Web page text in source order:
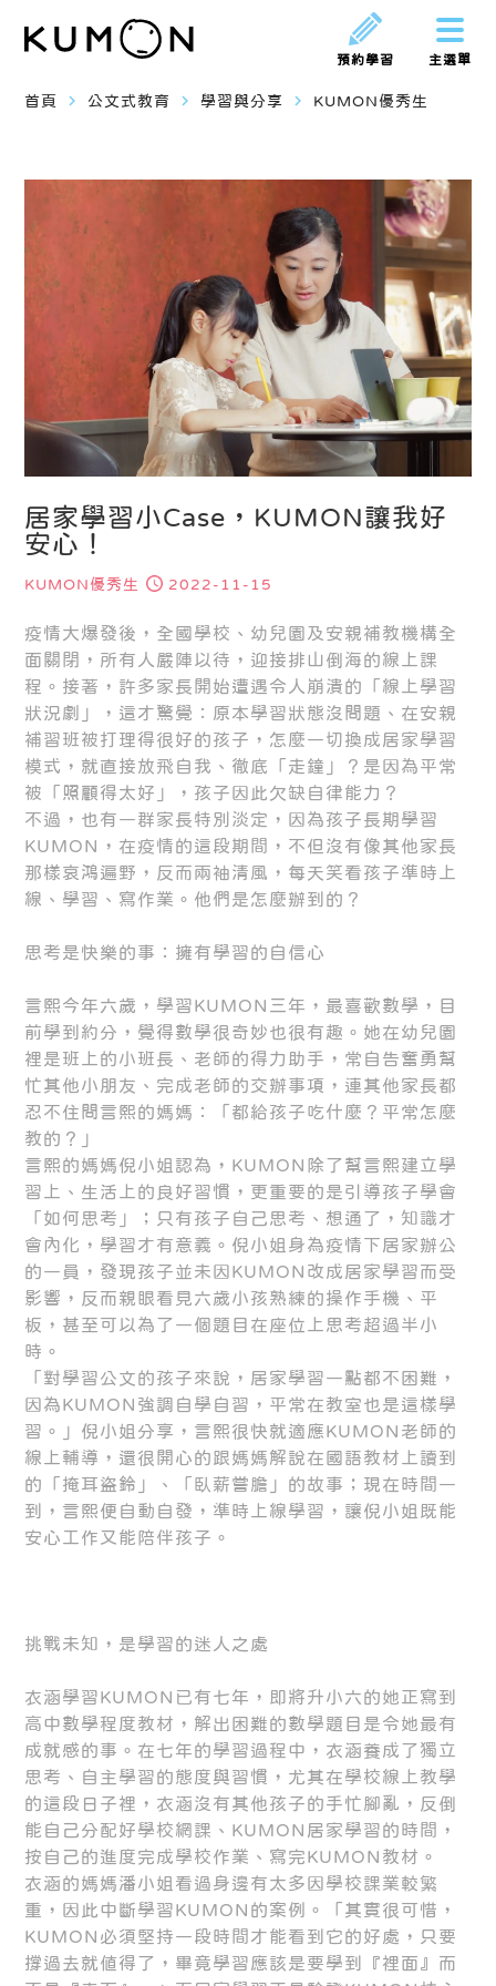
主選單
預約學習
首頁 navigate_next 公文式教育 navigate_next 學習與分享 navigate_next KUMON優秀生
居家學習小Case，KUMON讓我好
安心！
KUMON優秀生 2022-11-15
疫情大爆發後，全國學校、幼兒園及安親補教機構全
面關閉，所有人嚴陣以待，迎接排山倒海的線上課
程。接著，許多家長開始遭遇令人崩潰的「線上學習
狀況劇」，這才驚覺：原本學習狀態沒問題、在安親
補習班被打理得很好的孩子，怎麼一切換成居家學習
模式，就直接放飛自我、徹底「走鐘」？是因為平常
被「照顧得太好」，孩子因此欠缺自律能力？
不過，也有一群家長特別淡定，因為孩子長期學習
KUMON，在疫情的這段期間，不但沒有像其他家長
那樣哀鴻遍野，反而兩袖清風，每天笑看孩子準時上
線、學習、寫作業。他們是怎麼辦到的？
思考是快樂的事：擁有學習的自信心
言熙今年六歲，學習KUMON三年，最喜歡數學，目
前學到約分，覺得數學很奇妙也很有趣。她在幼兒園
裡是班上的小班長、老師的得力助手，常自告奮勇幫
忙其他小朋友、完成老師的交辦事項，連其他家長都
忍不住問言熙的媽媽：「都給孩子吃什麼？平常怎麼
教的？」
言熙的媽媽倪小姐認為，KUMON除了幫言熙建立學
習上、生活上的良好習慣，更重要的是引導孩子學會
「如何思考」；只有孩子自己思考、想通了，知識才
會內化，學習才有意義。倪小姐身為疫情下居家辦公
的一員，發現孩子並未因KUMON改成居家學習而受
影響，反而親眼看見六歲小孩熟練的操作手機、平
板，甚至可以為了一個題目在座位上思考超過半小
時。
「對學習公文的孩子來說，居家學習一點都不困難，
因為KUMON強調自學自習，平常在教室也是這樣學
習。」倪小姐分享，言熙很快就適應KUMON老師的
線上輔導，還很開心的跟媽媽解說在國語教材上讀到
的「掩耳盜鈴」、「臥薪嘗膽」的故事；現在時間一
到，言熙便自動自發，準時上線學習，讓倪小姐既能
安心工作又能陪伴孩子。
挑戰未知，是學習的迷人之處
衣涵學習KUMON已有七年，即將升小六的她正寫到
高中數學程度教材，解出困難的數學題目是令她最有
成就感的事。在七年的學習過程中，衣涵養成了獨立
思考、自主學習的態度與習慣，尤其在學校線上教學
的這段日子裡，衣涵沒有其他孩子的手忙腳亂，反倒
能自己分配好學校網課、KUMON居家學習的時間，
按自己的進度完成學校作業、寫完KUMON教材。
衣涵的媽媽潘小姐看過身邊有太多因學校課業較繁
重，因此中斷學習KUMON的案例。「其實很可惜，
KUMON必須堅持一段時間才能看到它的好處，只要
撐過去就值得了，畢竟學習應該是要學到『裡面』而